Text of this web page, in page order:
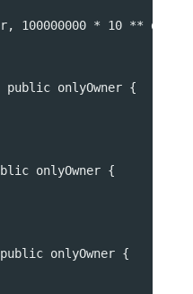
100000000 * 10 **
public onlyOwner {
onlyOwner {
onlyOwner {